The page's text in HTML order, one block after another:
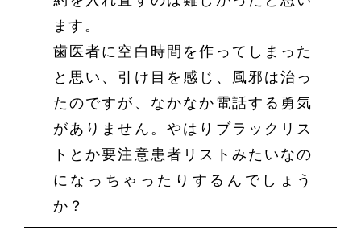
ます。
歯医者に空白時間を作ってしまった
と思い、引け目を感じ、風邪は治っ
たのですが、なかなか電話する勇気
がありません。やはりブラックリス
トとか要注意患者リストみたいなの
になっちゃったりするんでしょう
か？